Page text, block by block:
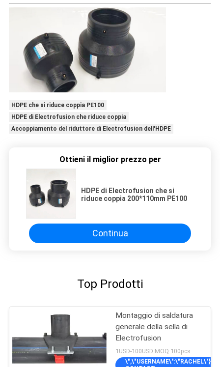
HDPE che si riduce coppia PE100
HDPE di Electrofusion che riduce coppia
Accoppiamento del riduttore di Electrofusion dell'HDPE
Ottieni il miglior prezzo per
HDPE di Electrofusion che si
riduce coppia 200*110mm PE100
Continua
Top Prodotti
Montaggio di saldatura
generale della sella di
Electrofusion
1USD-100USD MOQ:100pcs